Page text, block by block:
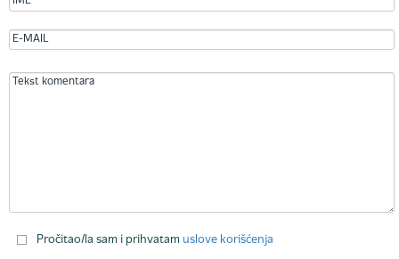
Pročitao/la sam i prihvatam uslove korišćenja